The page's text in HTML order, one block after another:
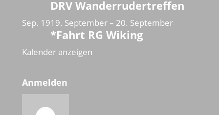
DRV Wanderrudertreffen
Sep. 1919. September– 20. September
*Fahrt RG Wiking
Kalender anzeigen
Anmelden